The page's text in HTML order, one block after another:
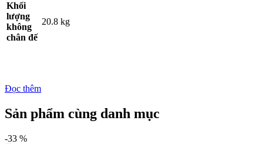
Khối
lượng
không
chân đế
20.8 kg
Đọc thêm
Sản phẩm cùng danh mục
-33 %